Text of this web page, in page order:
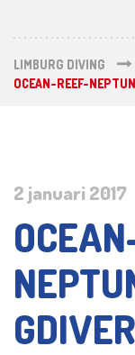
LIMBURG DIVING
OCEAN-REEF-
2 januari 2017